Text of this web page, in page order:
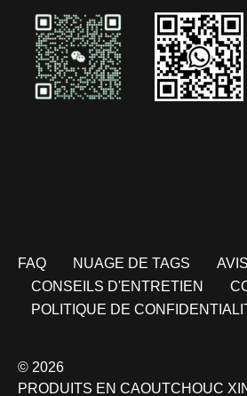
FAQ NUAGE DE TAGS
AVIS
CONSEILS D'ENTRETIEN
POLITIQUE DE
© 2026
PRODUITS EN CAOUTCHOUC